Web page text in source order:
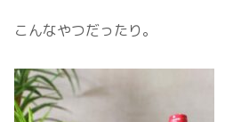
こんなやつだったり。